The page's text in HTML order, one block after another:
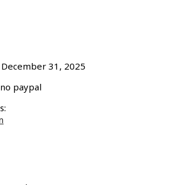
December 31, 2025
paypal